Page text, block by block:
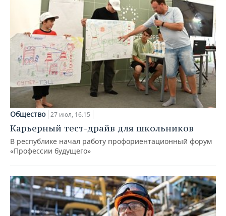
Общество 27 июл, 16:15
Карьерный тест-драйв для школьников
В республике начал работу профориентационный форум
«Профессии будущего»